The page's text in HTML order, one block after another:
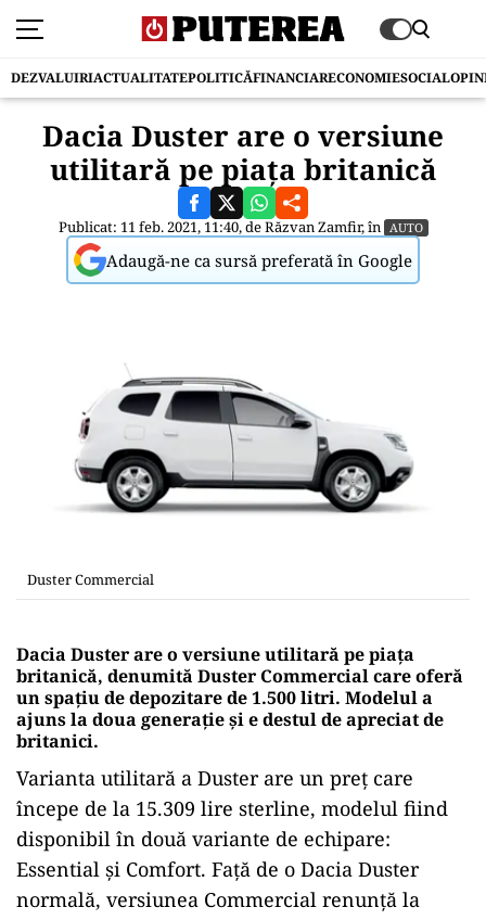
DEZVALUIRIACTUALITATEPOLITICĂFINANCIARECONOMIESOCIAL
Dacia Duster are o versiune
utilitară pe piața britanică
Publicat: 11 feb. 2021, 11:40, deRăzvan Zamfir, în AUTO
Adaugă-ne ca sursă preferată în Google
Duster Commercial
Dacia Duster are o versiune utilitară pe piața
britanică, denumită Duster Commercial care oferă
un spațiu de depozitare de 1.500 litri. Modelul a
ajuns la doua generație și e destul de apreciat de
britanici.
Varianta utilitară a Duster are un preț care
începe de la 15.309 lire sterline, modelul fiind
disponibil în două variante de echipare:
Essential și Comfort. Față de o Dacia Duster
normală, versiunea Commercial renunță la